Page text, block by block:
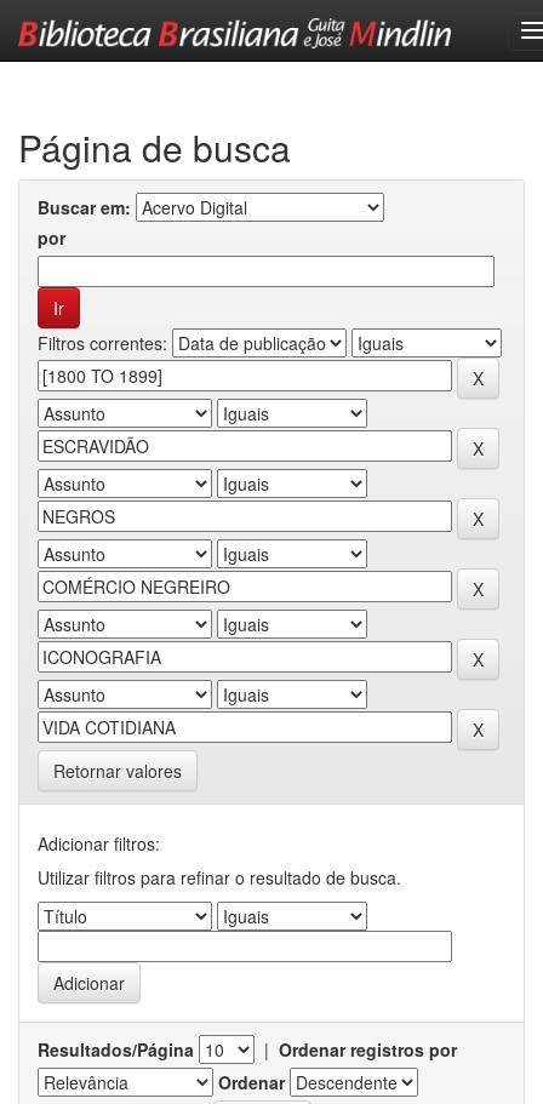
Página de busca
Buscar em:
por
Filtros correntes:
Retornar valores
Adicionar filtros:
Utilizar filtros para refinar o resultado de busca.
Resultados/Página | Ordenar registros por
Ordenar